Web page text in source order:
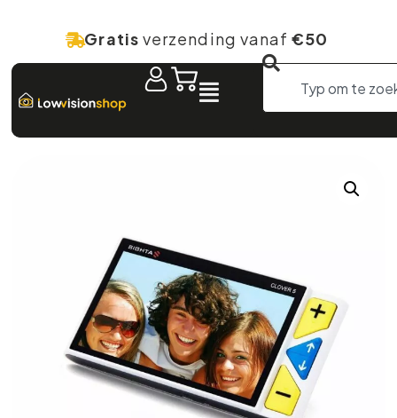
Gratis verzending vanaf €50